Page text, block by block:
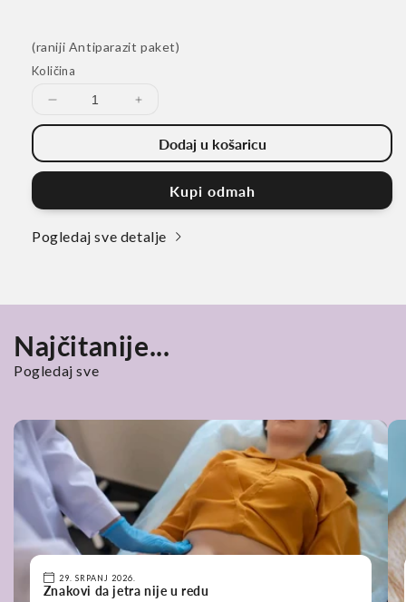
(raniji Antiparazit paket)
Količina
Smanji
količinu
MIKROBIOM
Povećaj
količinu
MIKROBIOM
PROTOKOL
paket
Dodaj u košaricu
Kupi odmah
Pogledaj sve detalje
Najčitanije...
Pogledaj sve
29. SRPANJ 2026.
Znakovi da jetra nije u redu